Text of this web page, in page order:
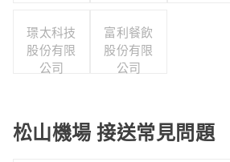
璟太科技
股份有限
公司
富利餐飲
股份有限
公司
松山機場 接送常見問題